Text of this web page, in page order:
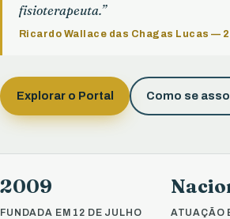
fisioterapeuta.”
Ricardo Wallace das Chagas Lucas —
Explorar o Portal Como se
2009
FUNDADA EM 12 DE JULHO
ATUAÇÃO